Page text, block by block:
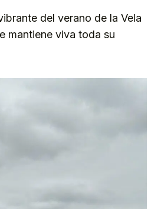
del verano de la Vela
mantiene viva toda su